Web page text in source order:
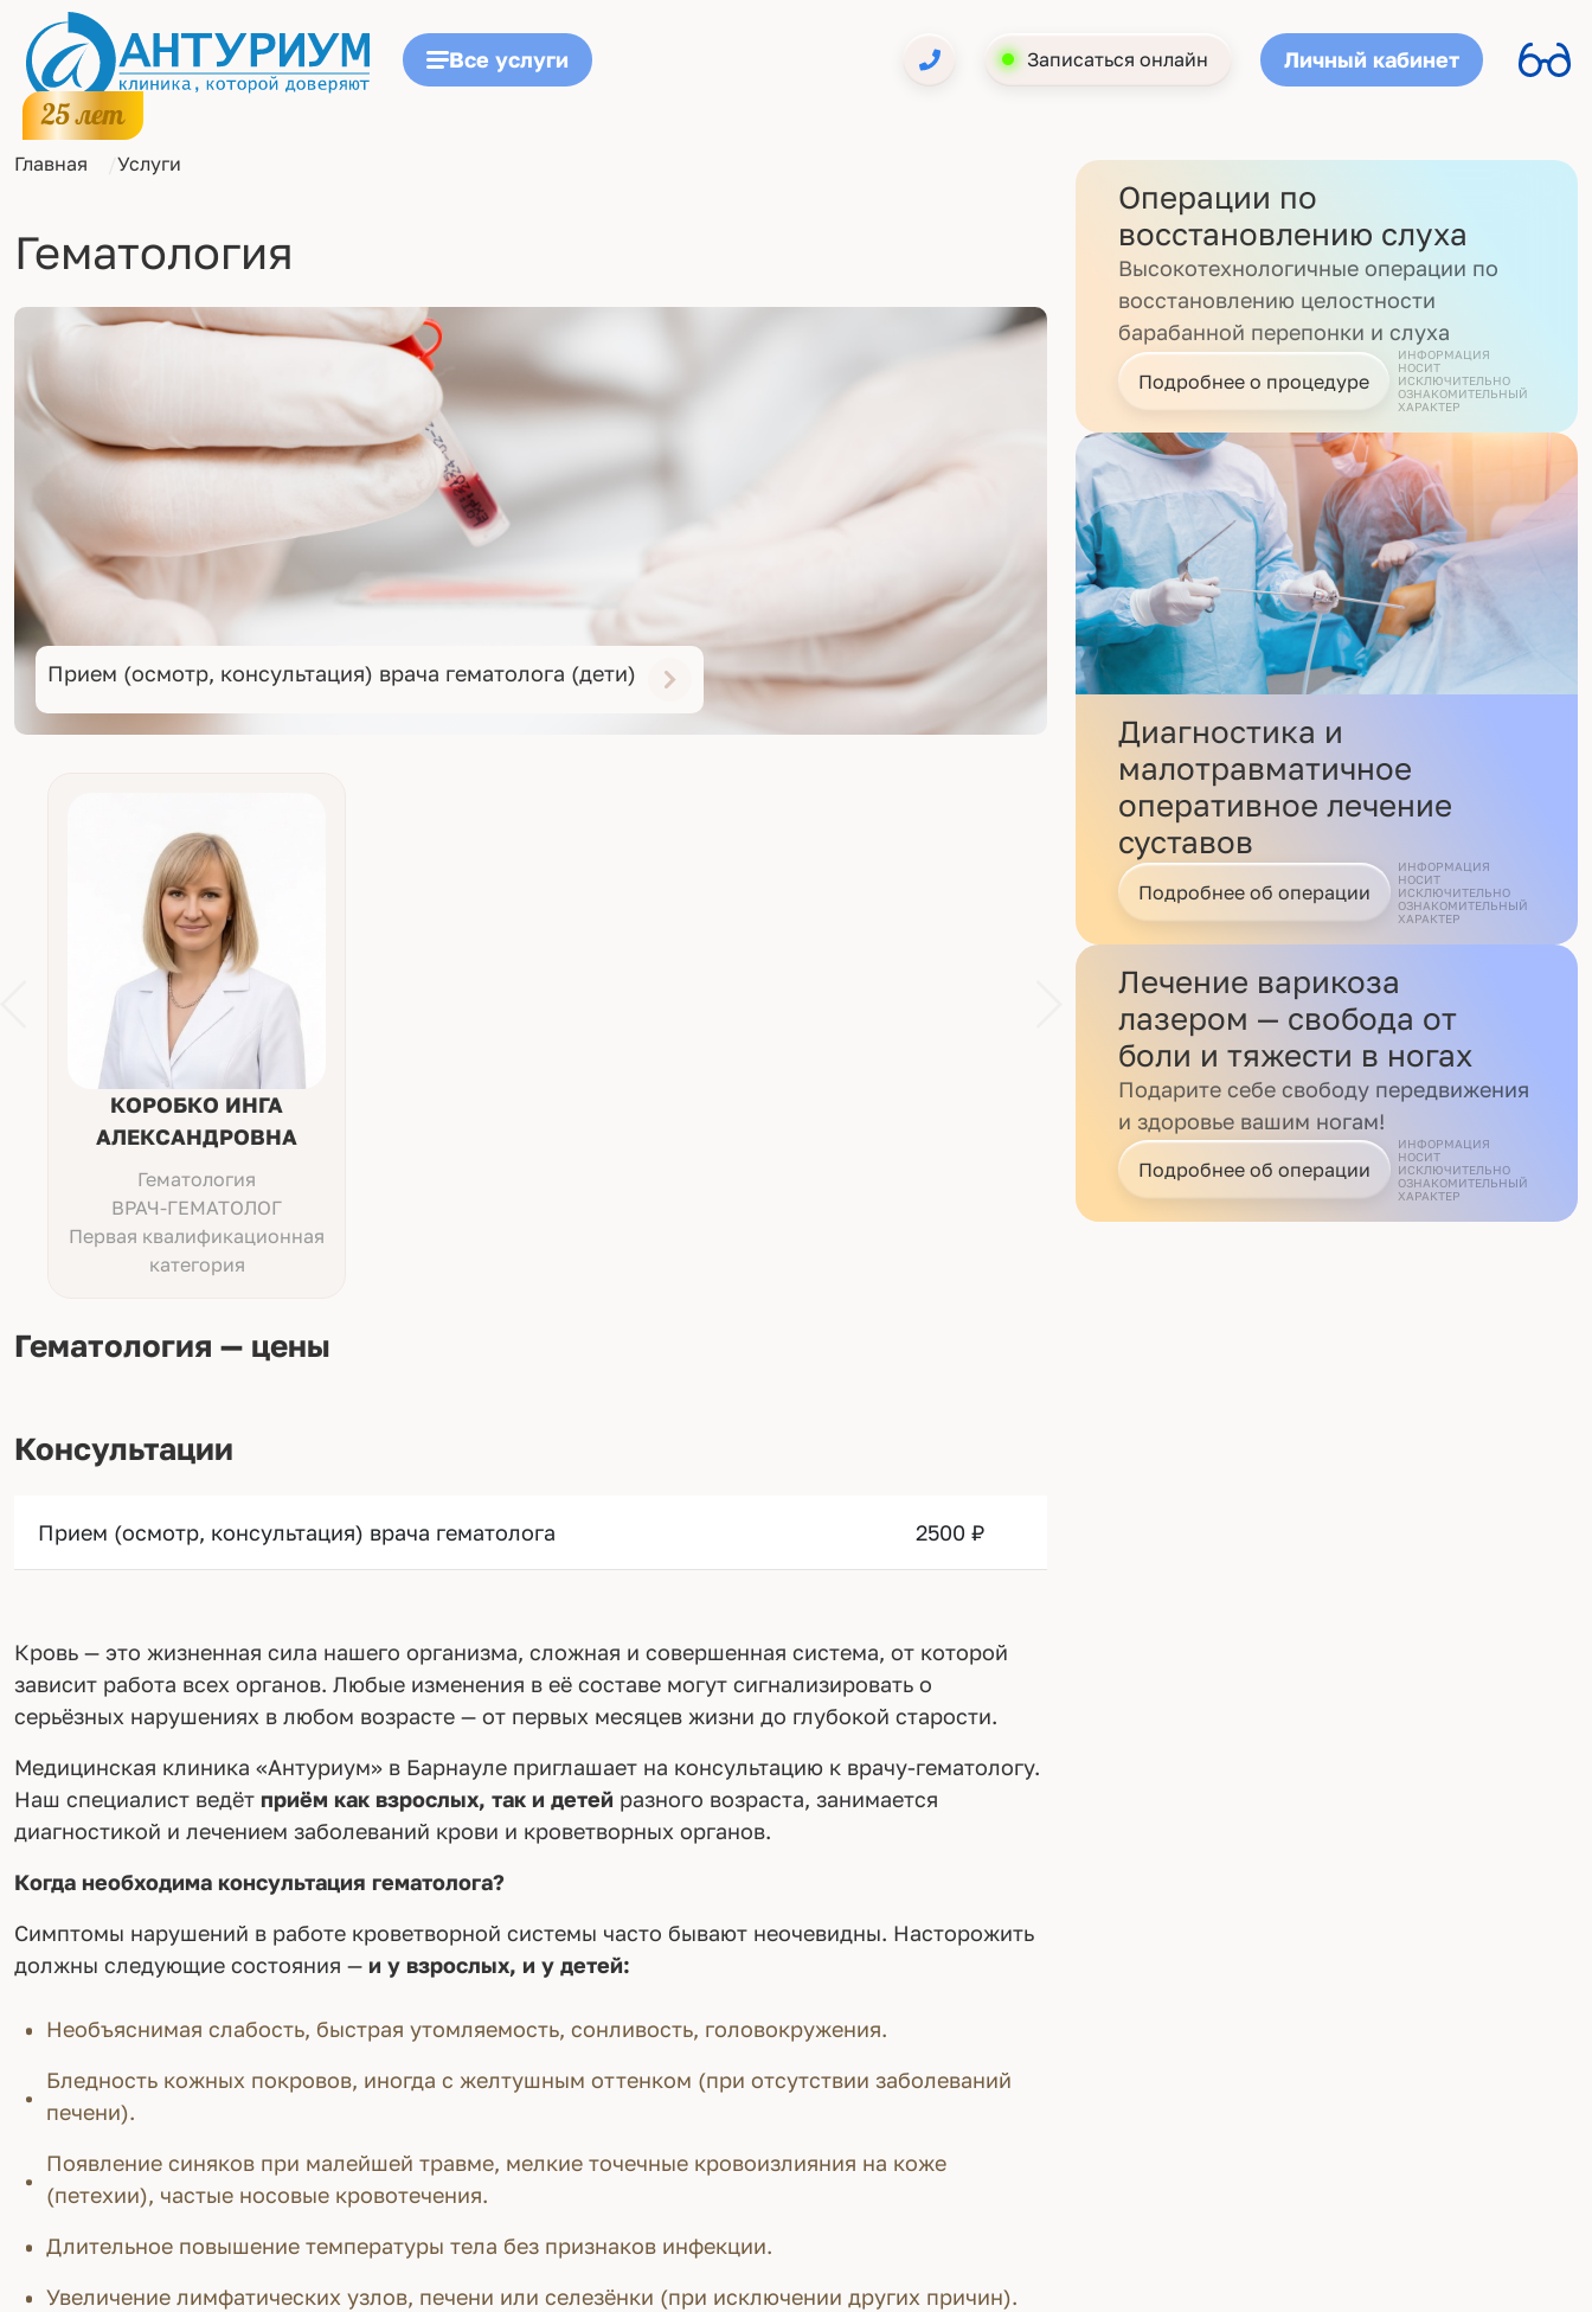
Все услуги Записаться онлайн Личный кабинет
Главная Услуги
Гематология
Прием (осмотр, консультация) врача гематолога (дети)
КОРОБКО ИНГА
АЛЕКСАНДРОВНА
Гематология
ВРАЧ-ГЕМАТОЛОГ
Первая квалификационная
категория
Гематология — цены
Консультации
Прием (осмотр, консультация) врача гематолога 2500 ₽
Кровь — это жизненная сила нашего организма, сложная и совершенная система, от которой
зависит работа всех органов. Любые изменения в её составе могут сигнализировать о
серьёзных нарушениях в любом возрасте — от первых месяцев жизни до глубокой старости.
Медицинская клиника «Антуриум» в Барнауле приглашает на консультацию к врачу-гематологу.
Наш специалист ведёт приём как взрослых, так и детей разного возраста, занимается
диагностикой и лечением заболеваний крови и кроветворных органов.
Когда необходима консультация гематолога?
Симптомы нарушений в работе кроветворной системы часто бывают неочевидны. Насторожить
должны следующие состояния — и у взрослых, и у детей:
Необъяснимая слабость, быстрая утомляемость, сонливость, головокружения.
Бледность кожных покровов, иногда с желтушным оттенком (при отсутствии заболеваний
печени).
Появление синяков при малейшей травме, мелкие точечные кровоизлияния на коже
(петехии), частые носовые кровотечения.
Длительное повышение температуры тела без признаков инфекции.
Увеличение лимфатических узлов, печени или селезёнки (при исключении других причин).
Операции по
восстановлению слуха
Высокотехнологичные операции по
восстановлению целостности
барабанной перепонки и слуха
Подробнее о процедуре
ИНФОРМАЦИЯ
НОСИТ
ИСКЛЮЧИТЕЛЬНО
ОЗНАКОМИТЕЛЬНЫЙ
ХАРАКТЕР
Диагностика и
малотравматичное
оперативное лечение
суставов
Подробнее об операции
ИНФОРМАЦИЯ
НОСИТ
ИСКЛЮЧИТЕЛЬНО
ОЗНАКОМИТЕЛЬНЫЙ
ХАРАКТЕР
Лечение варикоза
лазером — свобода от
боли и тяжести в ногах
Подарите себе свободу передвижения
и здоровье вашим ногам!
Подробнее об операции
ИНФОРМАЦИЯ
НОСИТ
ИСКЛЮЧИТЕЛЬНО
ОЗНАКОМИТЕЛЬНЫЙ
ХАРАКТЕР